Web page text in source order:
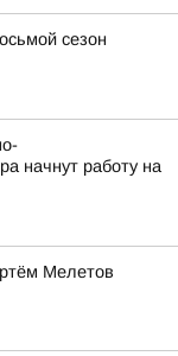
сезон
начнут работу на
Мелетов